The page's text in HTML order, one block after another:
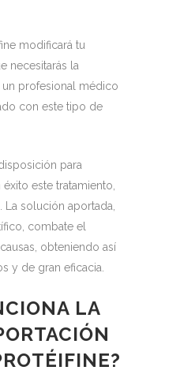
modificará tu
necesitarás la
profesional médico
con este tipo de
para
este tratamiento,
La solución aportada,
combate el
obteniendo así
y de gran eficacia.
LA